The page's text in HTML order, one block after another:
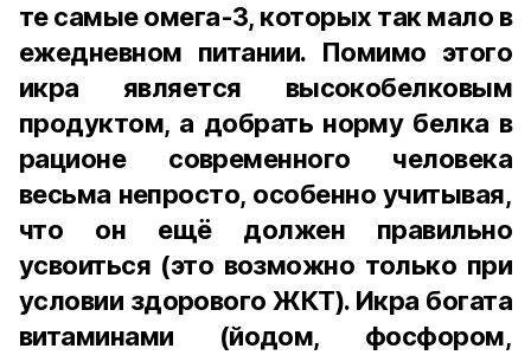
те самые омега-3, которых так мало в
ежедневном питании. Помимо этого
икра является высокобелковым
продуктом, а добрать норму белка в
рационе современного человека
весьма непросто, особенно учитывая,
что он ещё должен правильно
усвоиться (это возможно только при
условии здорового ЖКТ). Икра богата
витаминами (йодом, фосфором,